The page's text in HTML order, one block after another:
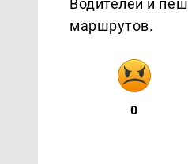
Водителей и
маршрутов.
0